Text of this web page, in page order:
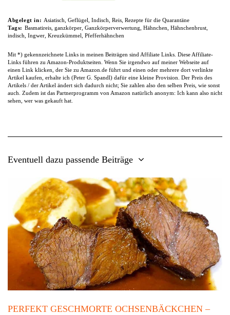
Abgelegt in: Asiatisch Geflügel Indisch Reis, Rezepte für die Quarantäne
Tags: Basmatireis, ganzkörper, Ganzkörperverwertung Hähnchen Hähnchenbrust,
indisch Ingwer Kreuzkümmel Pfefferhähnchen
Mit *) gekennzeichnete Links in meinen Beiträgen sind Affiliate Links. Diese Affiliate-
Links führen zu Amazon-Produktseiten. Wenn Sie irgendwo auf meiner Webseite auf
einen Link klicken, der Sie zu Amazon.de führt und einen oder mehrere dort verlinkte
Artikel kaufen, erhalte ich (Peter G. Spandl) dafür eine kleine Provision. Der Preis des
Artikels / der Artikel ändert sich dadurch nicht; Sie zahlen also den selben Preis, wie sonst
auch. Zudem ist das Partnerprogramm von Amazon natürlich anonym: Ich kann also nicht
sehen, wer was gekauft hat.
Eventuell dazu passende Beiträge
PERFEKT GESCHMORTE OCHSENBÄCKCHEN –